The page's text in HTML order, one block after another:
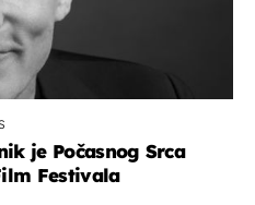
je Počasnog Srca
Festivala